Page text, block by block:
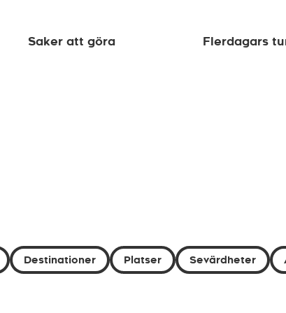
Saker att göra Flerdagars
Destinationer Platser Sevärdheter